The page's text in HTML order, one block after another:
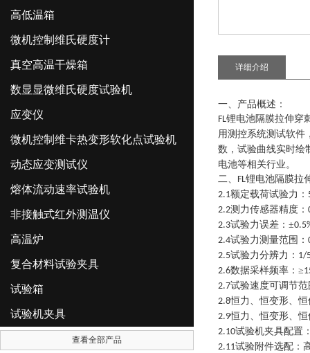
高低温箱
微机控制维氏硬度计
真空高温干燥箱
数显显微维氏硬度试验机
应变仪
微机控制维卡热变形软化点试验机
动态应变测试仪
熔体流动速率试验机
非接触式红外测温仪
高温炉
复合材料试验夹具
试验箱
试验机夹具
查看全部产品
详细介绍
一、产品概述：
FL锂电池隔膜拉伸穿
用测控系统测试软件
数，试验曲线实时绘
电池等相关行业。
二、 FL锂电池隔膜拉
2.1额定载荷试验力：
2.2测力传感器精度：
2.3试验力误差：±
2.4试验力测量范围：
2.5试验力分辨力： 1/
2.6数据采样频率：≥
2.7试验速度可调节范
2.8恒力、恒变形、
2.9恒力、恒变形、
2.10试验机夹具配置
2.11试验附件选配：